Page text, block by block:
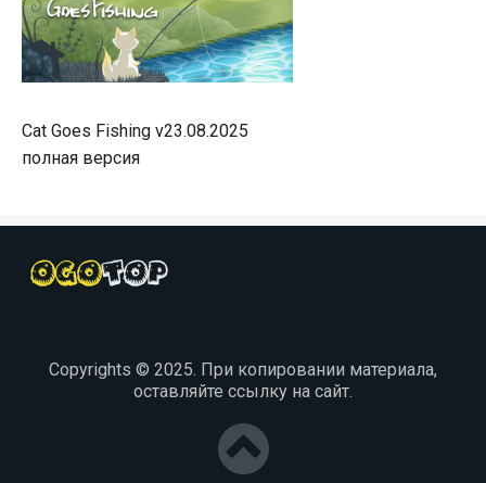
Cat Goes Fishing v23.08.2025
полная версия
Copyrights © 2025. При копировании материала,
оставляйте ссылку на сайт.